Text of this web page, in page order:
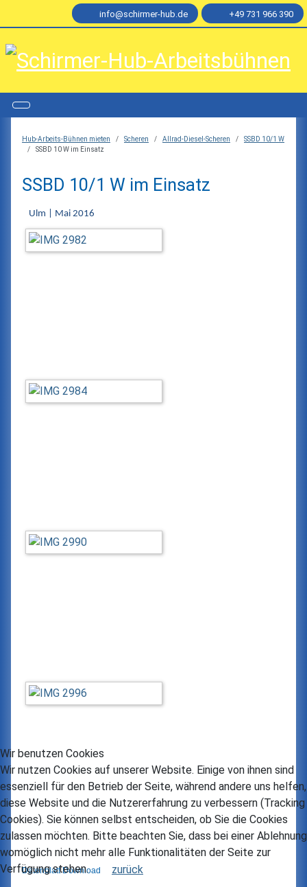
+49 731 966 390
info@schirmer-hub.de
Hub-Arbeits-Bühnen mieten Scheren Allrad-Diesel-Scheren
SSBD 10/1 W
SSBD 10 W im Einsatz
SSBD 10/1 W im Einsatz
Ulm | Mai 2016
Datenblatt Download zurück
Wir benutzen Cookies
Wir nutzen Cookies auf unserer Website. Einige von ihnen sind
essenziell für den Betrieb der Seite, während andere uns helfen,
diese Website und die Nutzererfahrung zu verbessern (Tracking
Cookies). Sie können selbst entscheiden, ob Sie die Cookies
zulassen möchten. Bitte beachten Sie, dass bei einer Ablehnung
womöglich nicht mehr alle Funktionalitäten der Seite zur
Verfügung stehen.